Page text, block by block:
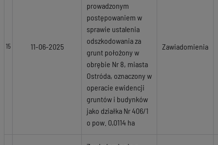
15 11-06-2025
prowadzonym
postępowaniem w
sprawie ustalenia
odszkodowania za
grunt położony w
obrębie Nr 8, miasta
Ostróda, oznaczony w
operacie ewidencji
gruntów i budynków
jako działka Nr 406/1
o pow. 0,0114 ha
Zawiadomienia